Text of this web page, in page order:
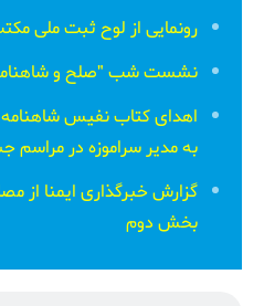
رونمایی از لوح ثبت ملی
نشست شب "صلح و
اهدای کتاب نفیس
به مدیر سراموزه در مراسم
گزارش خبرگذاری ایمنا از
بخش دوم